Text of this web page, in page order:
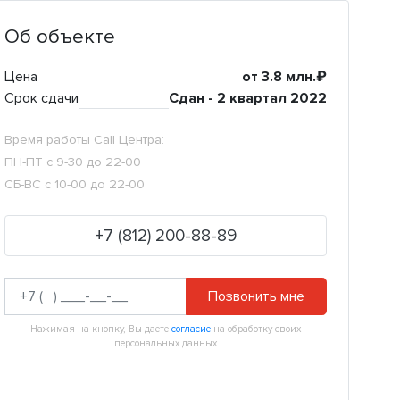
Об объекте
Цена
от 3.8 млн.₽
Срок сдачи
Сдан - 2 квартал 2022
Время работы Call Центра:
ПН-ПТ с 9-30 до 22-00
СБ-ВС с 10-00 до 22-00
+7 (812) 200-88-89
Позвонить мне
Нажимая на кнопку, Вы даете согласиена обработку своих
персональных данных